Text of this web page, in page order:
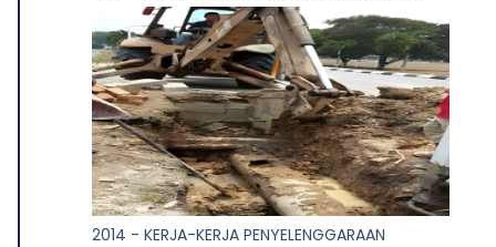
2014 - KERJA-KERJA PENYELENGGARAAN